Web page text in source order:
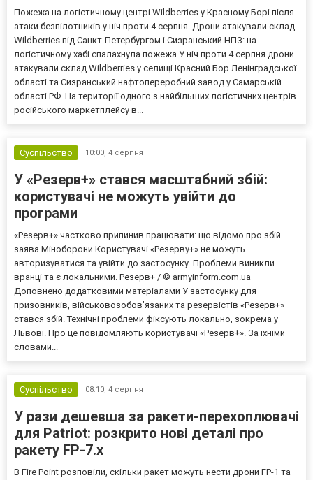
Пожежа на логістичному центрі Wildberries у Красному Борі після
атаки безпілотників у ніч проти 4 серпня. Дрони атакували склад
Wildberries під Санкт-Петербургом і Сизранський НПЗ: на
логістичному хабі спалахнула пожежа У ніч проти 4 серпня дрони
атакували склад Wildberries у селищі Красний Бор Ленінградської
області та Сизранський нафтопереробний завод у Самарській
області РФ. На території одного з найбільших логістичних центрів
російського маркетплейсу в...
Суспільство 10:00, 4 серпня
У «Резерв+» стався масштабний збій:
користувачі не можуть увійти до
програми
«Резерв+» частково припинив працювати: що відомо про збій —
заява Міноборони Користувачі «Резерву+» не можуть
авторизуватися та увійти до застосунку. Проблеми виникли
вранці та є локальними. Резерв+ / © armyinform.com.ua
Доповнено додатковими матеріалами У застосунку для
призовників, військовозобов’язаних та резервістів «Резерв+»
стався збій. Технічні проблеми фіксують локально, зокрема у
Львові. Про це повідомляють користувачі «Резерв+». За їхніми
словами...
Суспільство 08:10, 4 серпня
У рази дешевша за ракети-перехоплювачі
для Patriot: розкрито нові деталі про
ракету FP-7.x
В Fire Point розповіли, скільки ракет можуть нести дрони FP-1 та